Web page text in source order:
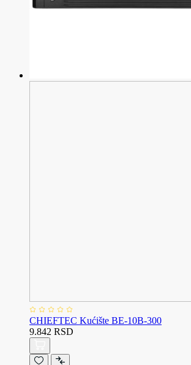
CHIEFTEC Kućište BE-10B-300
9.842 RSD